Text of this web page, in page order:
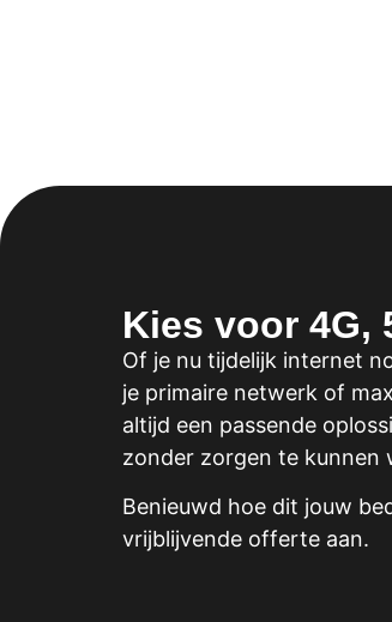
Kies voor 4G,
Of je nu tijdelijk internet
je primaire netwerk of
altijd een passende
zonder zorgen te kunnen
Benieuwd hoe dit jouw
vrijblijvende offerte aan.